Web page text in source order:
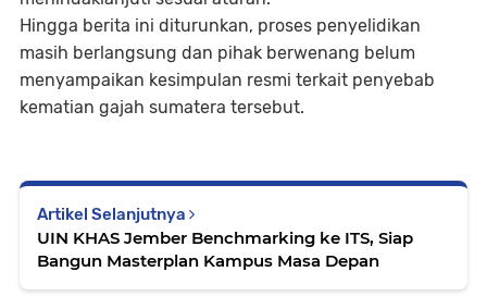
Hingga berita ini diturunkan, proses penyelidikan
masih berlangsung dan pihak berwenang belum
menyampaikan kesimpulan resmi terkait penyebab
kematian gajah sumatera tersebut.
Artikel Selanjutnya
UIN KHAS Jember Benchmarking ke ITS, Siap
Bangun Masterplan Kampus Masa Depan